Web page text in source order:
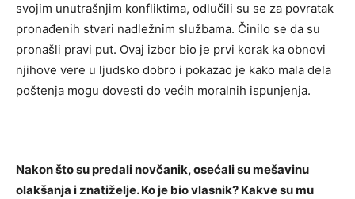
svojim unutrašnjim konfliktima, odlučili su se za povratak
pronađenih stvari nadležnim službama. Činilo se da su
pronašli pravi put. Ovaj izbor bio je prvi korak ka obnovi
njihove vere u ljudsko dobro i pokazao je kako mala dela
poštenja mogu dovesti do većih moralnih ispunjenja.
Nakon što su predali novčanik, osećali su mešavinu
olakšanja i znatiželje. Ko je bio vlasnik? Kakve su mu